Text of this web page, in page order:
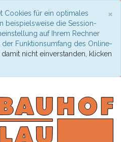
×
Cookies für ein optimales
beispielsweise die Session-
auf Ihrem Rechner
Funktionsumfang des Online-
damit nicht einverstanden, klicken